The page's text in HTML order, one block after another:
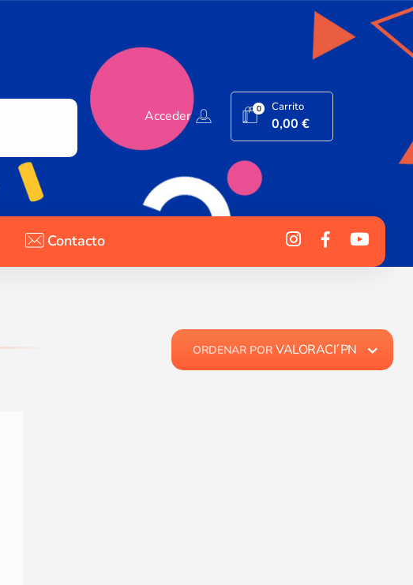
Acceder 0 Carrito
0,00€
Contacto
ORDENAR PORVALORACI´PN